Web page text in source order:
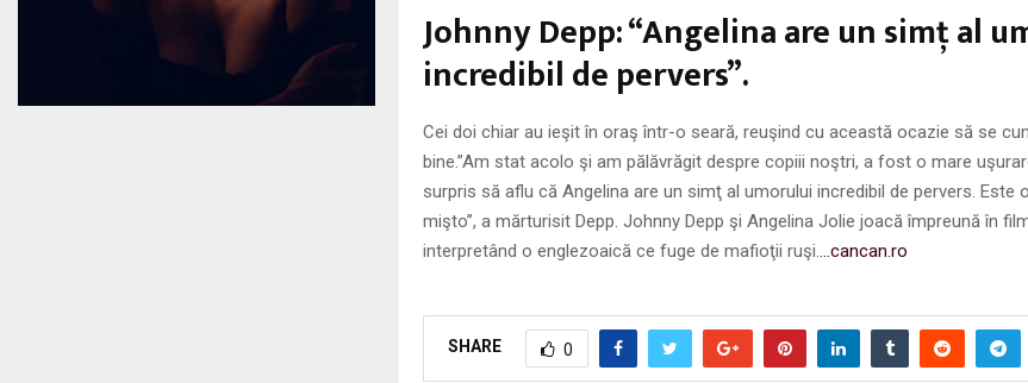
Johnny Depp: “Angelina are un simţ al
incredibil de pervers”.
Cei doi chiar au ieşit în oraş într-o seară, reuşind cu această ocazie să se
bine.”Am stat acolo şi am pălăvrăgit despre copiii noştri, a fost o mare
surpris să aflu că Angelina are un simţ al umorului incredibil de pervers. Este
mişto”, a mărturisit Depp. Johnny Depp şi Angelina Jolie joacă împreună în
interpretând o englezoaică ce fuge de mafioţii ruşi.
…cancan.ro
SHARE 0